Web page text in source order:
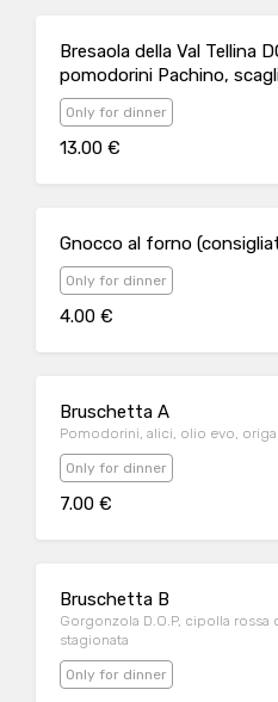
Bresaola della Val Tellina
pomodorini Pachino,
Only for dinner
13.00 €
Gnocco al forno
Only for dinner
4.00 €
Bruschetta A
Pomodorini, alici, olio evo,
Only for dinner
7.00 €
Bruschetta B
Gorgonzola D.O.P, cipolla
stagionata
Only for dinner